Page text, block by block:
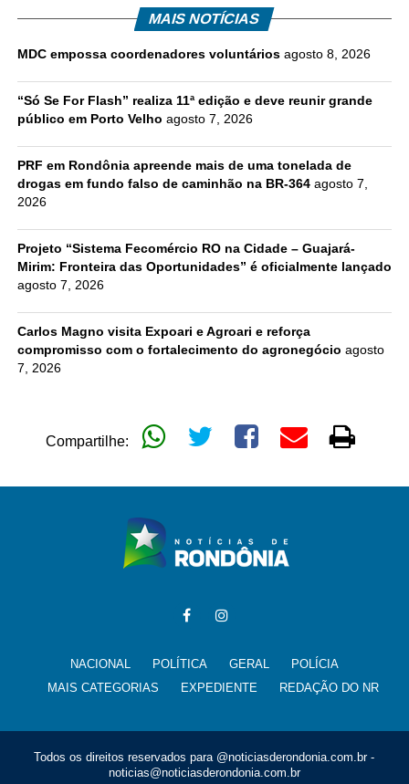
MAIS NOTÍCIAS
MDC empossa coordenadores voluntários agosto 8, 2026
“Só Se For Flash” realiza 11ª edição e deve reunir grande
público em Porto Velho agosto 7, 2026
PRF em Rondônia apreende mais de uma tonelada de
drogas em fundo falso de caminhão na BR-364 agosto 7,
2026
Projeto “Sistema Fecomércio RO na Cidade – Guajará-
Mirim: Fronteira das Oportunidades” é oficialmente lançado
agosto 7, 2026
Carlos Magno visita Expoari e Agroari e reforça
compromisso com o fortalecimento do agronegócio agosto
7, 2026
Compartilhe:
NACIONAL POLÍTICA GERAL
POLÍCIA
MAIS CATEGORIAS
EXPEDIENTE REDAÇÃO DO NR
Todos os direitos reservados para @noticiasderondonia.com.br -
noticias@noticiasderondonia.com.br